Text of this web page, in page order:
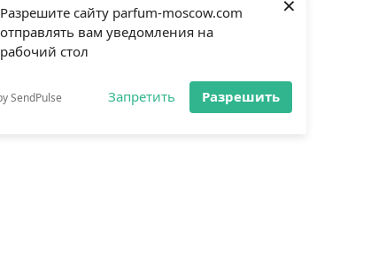
Разрешите сайту parfum-moscow.com
отправлять вам уведомления на
рабочий стол
Запретить Разрешить
×